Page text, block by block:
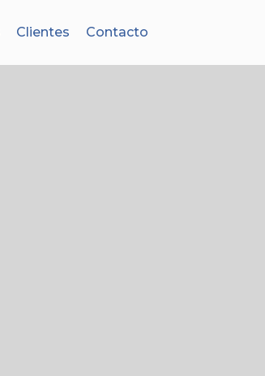
Clientes Contacto